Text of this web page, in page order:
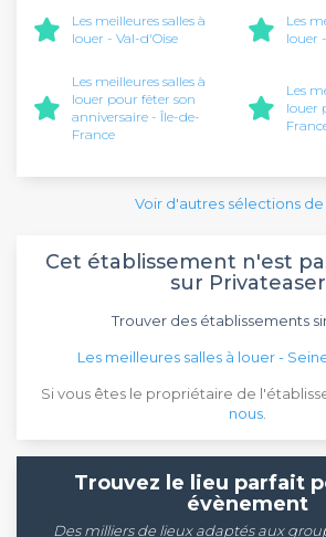
Les meilleures salles à
louer - Val-d'Oise
Les
louer
Les meilleures salles à
louer pour fêter son
anniversaire - Île-de-
France
Les
louer
Voir d'autres sélections
Cet établissement n'est
sur Privateaser
Trouver des établissements
Les meilleures salles à louer -
Si vous êtes le propriétaire de
nous
Trouvez le lieu parfait
évènement
Des milliers de lieux adaptés aux